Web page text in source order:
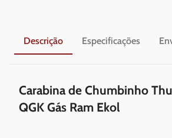
Descrição Especificações
Carabina de Chumbinho
QGK Gás Ram Ekol